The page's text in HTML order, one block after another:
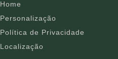
Home
Personalização
Política de Privacidade
Localização